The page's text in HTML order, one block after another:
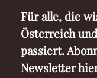
Für alle, die
Österreich
passiert.
Newsletter